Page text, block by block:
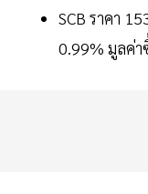
SCB ราคา
0.99% มูลค่